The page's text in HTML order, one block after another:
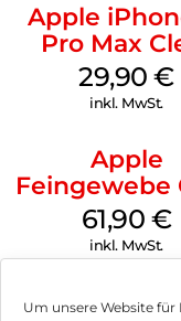
Um unsere Website
Apple
Pro Max
Case29,90€
inkl. MwSt.
Apple
Feingewebe
iPhone 15
MagSafe
61,90 €
inkl. MwSt.